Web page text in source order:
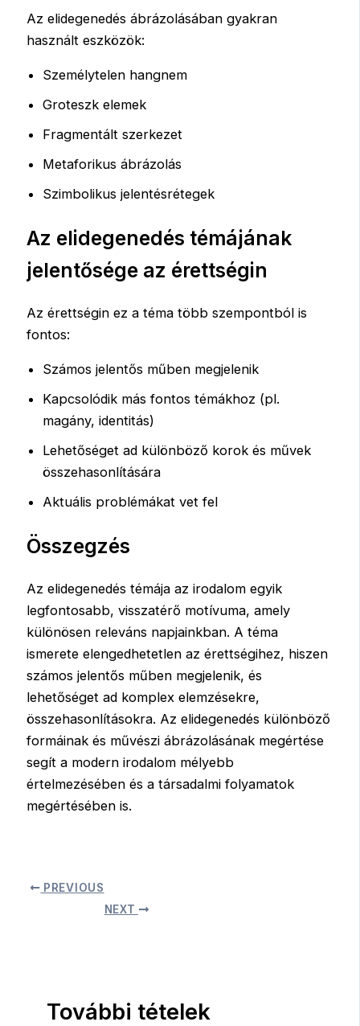
Az elidegenedés ábrázolásában gyakran
használt eszközök:
Személytelen hangnem
Groteszk elemek
Fragmentált szerkezet
Metaforikus ábrázolás
Szimbolikus jelentésrétegek
Az elidegenedés témájának
jelentősége az érettségin
Az érettségin ez a téma több szempontból is
fontos:
Számos jelentős műben megjelenik
Kapcsolódik más fontos témákhoz (pl.
magány, identitás)
Lehetőséget ad különböző korok és művek
összehasonlítására
Aktuális problémákat vet fel
Összegzés
Az elidegenedés témája az irodalom egyik
legfontosabb, visszatérő motívuma, amely
különösen releváns napjainkban. A téma
ismerete elengedhetetlen az érettségihez, hiszen
számos jelentős műben megjelenik, és
lehetőséget ad komplex elemzésekre,
összehasonlításokra. Az elidegenedés különböző
formáinak és művészi ábrázolásának megértése
segít a modern irodalom mélyebb
értelmezésében és a társadalmi folyamatok
megértésében is.
PREVIOUS
NEXT
További tételek